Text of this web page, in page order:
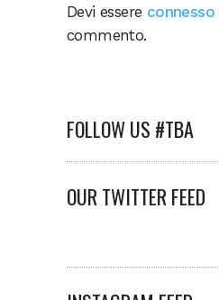
Devi essere connesso
commento.
FOLLOW US #TBA
OUR TWITTER FEED